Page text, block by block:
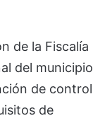
de la Fiscalía
del municipio
de control
de